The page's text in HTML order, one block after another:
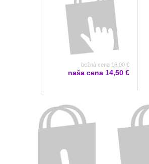
bežná cena 16,00 €
naša cena 14,50 €